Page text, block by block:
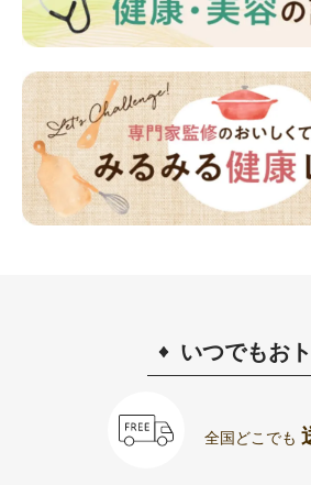
いつでもお
全国どこでも